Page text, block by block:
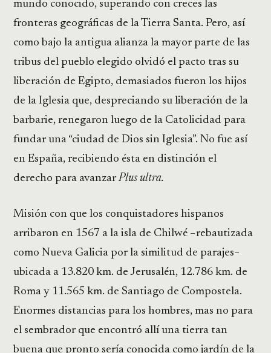
mundo conocido, superando con creces las
fronteras geográficas de la Tierra Santa. Pero, así
como bajo la antigua alianza la mayor parte de las
tribus del pueblo elegido olvidó el pacto tras su
liberación de Egipto, demasiados fueron los hijos
de la Iglesia que, despreciando su liberación de la
barbarie, renegaron luego de la Catolicidad para
fundar una “ciudad de Dios sin Iglesia”. No fue así
en España, recibiendo ésta en distinción el
derecho para avanzarPlus ultra.
Misión con que los conquistadores hispanos
arribaron en 1567 a la isla de Chilwé −rebautizada
como Nueva Galicia por la similitud de parajes−
ubicada a 13.820 km. de Jerusalén, 12.786 km. de
Roma y 11.565 km. de Santiago de Compostela.
Enormes distancias para los hombres, mas no para
el sembrador que encontró allí una tierra tan
buena que pronto sería conocida como jardín de la